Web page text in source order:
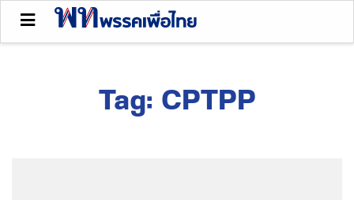
Tag: CPTPP